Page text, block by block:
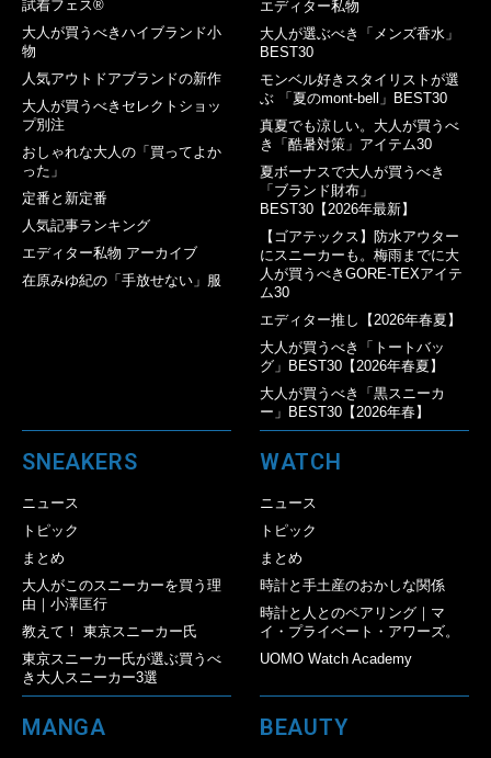
試着フェス®︎
大人が買うべきハイブランド小
物
人気アウトドアブランドの新作
大人が買うべきセレクトショッ
プ別注
おしゃれな大人の「買ってよか
った」
定番と新定番
人気記事ランキング
エディター私物 アーカイブ
在原みゆ紀の「手放せない」服
エディター私物
大人が選ぶべき「メンズ香水」
BEST30
モンベル好きスタイリストが選
ぶ 「夏のmont-bell」BEST30
真夏でも涼しい。大人が買うべ
き「酷暑対策」アイテム30
夏ボーナスで大人が買うべき
「ブランド財布」
BEST30【2026年最新】
【ゴアテックス】防水アウター
にスニーカーも。梅雨までに大
人が買うべきGORE-TEXアイテ
ム30
エディター推し【2026年春夏】
大人が買うべき「トートバッ
グ」BEST30【2026年春夏】
大人が買うべき「黒スニーカ
ー」BEST30【2026年春】
SNEAKERS
ニュース
トピック
まとめ
大人がこのスニーカーを買う理
由｜小澤匡行
教えて！ 東京スニーカー氏
東京スニーカー氏が選ぶ買うべ
き大人スニーカー3選
WATCH
ニュース
トピック
まとめ
時計と手土産のおかしな関係
時計と人とのペアリング｜マ
イ・プライベート・アワーズ。
UOMO Watch Academy
MANGA BEAUTY